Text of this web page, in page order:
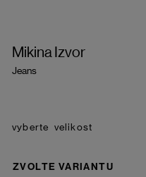
Mikina Izvor
Jeans
velikost
ZVOLTE VARIANTU